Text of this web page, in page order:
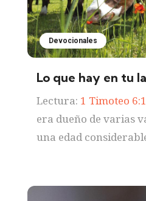
Devocionales
Lo que hay en tu
Lectura: 1 Timoteo
era dueño de varias
una edad